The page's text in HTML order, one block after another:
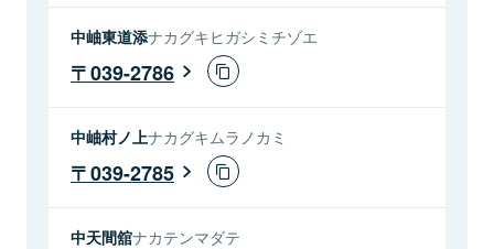
中岫東道添ナカグキヒガシミチゾエ
039-2786
中岫村ノ上ナカグキムラノカミ
039-2785
中天間舘ナカテンマダテ